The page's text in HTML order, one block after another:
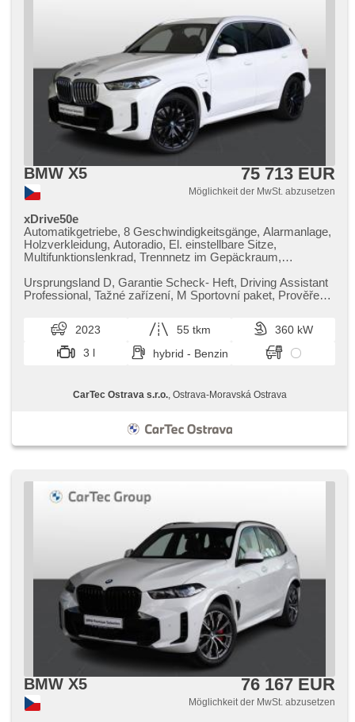
BMW X5 75 713 EUR
Möglichkeit der MwSt. abzusetzen
xDrive50e
Automatikgetriebe, 8 Geschwindigkeitsgänge, Alarmanlage,
Holzverkleidung, Autoradio, El. einstellbare Sitze,
Multifunktionslenkrad, Trennnetz im Gepäckraum,
Reifendrucksensor, zatmavená zadní skla, Alufelgen,
Antrieb 4x4, el. tažné zařízení, bezklíčové odemykání,
denní svícení
Ursprungsland D,​ Garantie Scheck​- Heft,​ Driving Assistant
Professional,​ Tažné zařízení,​ M Sportovní paket,​ Prověřené
2023 55 tkm
360 kW
3 l
hybrid - Benzin
CarTec Ostrava s.r.o., Ostrava-Moravská Ostrava
BMW X5 76 167 EUR
Möglichkeit der MwSt. abzusetzen